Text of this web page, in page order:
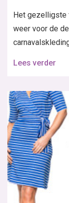
Het gezelligste
weer voor de
Lees verder